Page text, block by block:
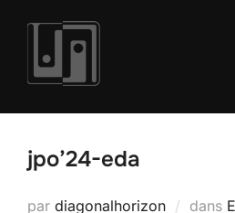
contenu
jpo’24-eda
par diagonalhorizon dans